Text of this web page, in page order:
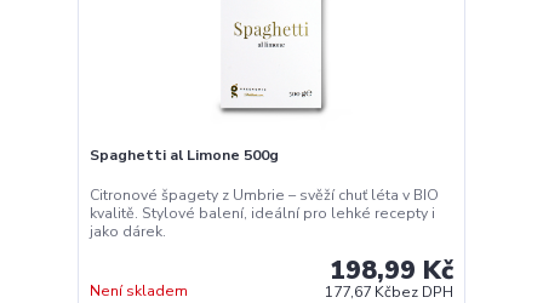
Spaghetti al Limone 500g
Citronové špagety z Umbrie – svěží chuť léta v BIO
kvalitě. Stylové balení, ideální pro lehké recepty i
jako dárek.
198,99 Kč
177,67 Kčbez DPH
Není skladem